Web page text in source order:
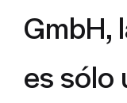
GmbH,
es sólo